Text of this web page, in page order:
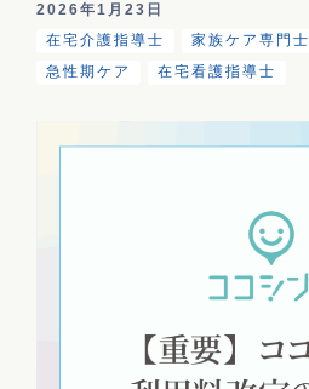
2026年1月23日
在宅介護指導士
家族ケア専門士
急性期ケア
在宅看護指導士